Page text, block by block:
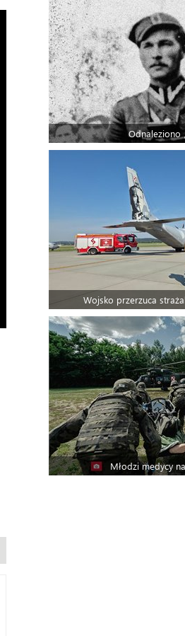
Odnaleziono
Wojsko przerzuca
Młodzi medycy